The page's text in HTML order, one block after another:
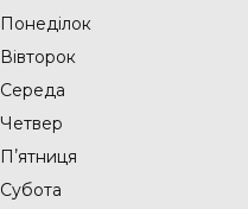
Понеділок
Вівторок
Середа
Четвер
Пʼятниця
Субота